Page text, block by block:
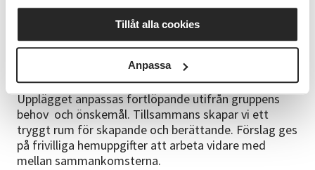
Tillåt alla cookies
Anpassa
textrespons.
Så här planerar vi att arbeta
Varje träff innehåller korta genomgångar i
självbiografiskt och reflekterande skrivande,
utvecklande skrivövningar, respons och skrivtips.
Upplägget anpassas fortlöpande utifrån gruppens
behov och önskemål. Tillsammans skapar vi ett
tryggt rum för skapande och berättande. Förslag ges
på frivilliga hemuppgifter att arbeta vidare med
mellan sammankomsterna.